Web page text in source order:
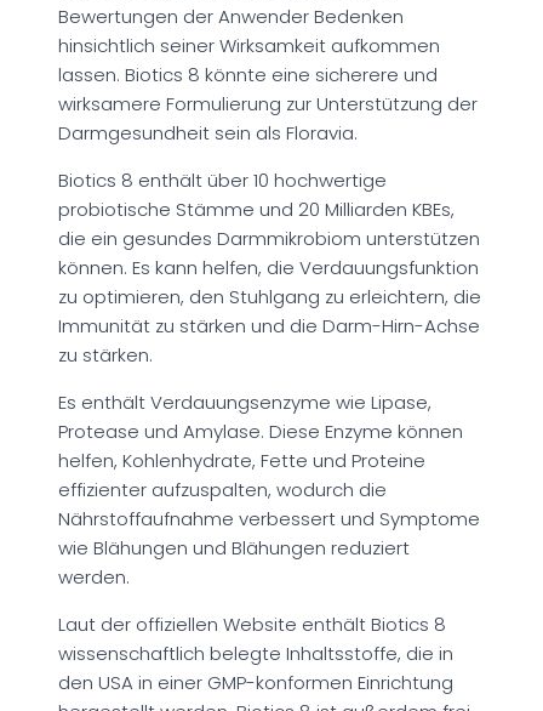
Bewertungen der Anwender Bedenken
hinsichtlich seiner Wirksamkeit aufkommen
lassen. Biotics 8 könnte eine sicherere und
wirksamere Formulierung zur Unterstützung der
Darmgesundheit sein als Floravia.
Biotics 8 enthält über 10 hochwertige
probiotische Stämme und 20 Milliarden KBEs,
die ein gesundes Darmmikrobiom unterstützen
können. Es kann helfen, die Verdauungsfunktion
zu optimieren, den Stuhlgang zu erleichtern, die
Immunität zu stärken und die Darm-Hirn-Achse
zu stärken.
Es enthält Verdauungsenzyme wie Lipase,
Protease und Amylase. Diese Enzyme können
helfen, Kohlenhydrate, Fette und Proteine
effizienter aufzuspalten, wodurch die
Nährstoffaufnahme verbessert und Symptome
wie Blähungen und Blähungen reduziert
werden.
Laut der offiziellen Website enthält Biotics 8
wissenschaftlich belegte Inhaltsstoffe, die in
den USA in einer GMP-konformen Einrichtung